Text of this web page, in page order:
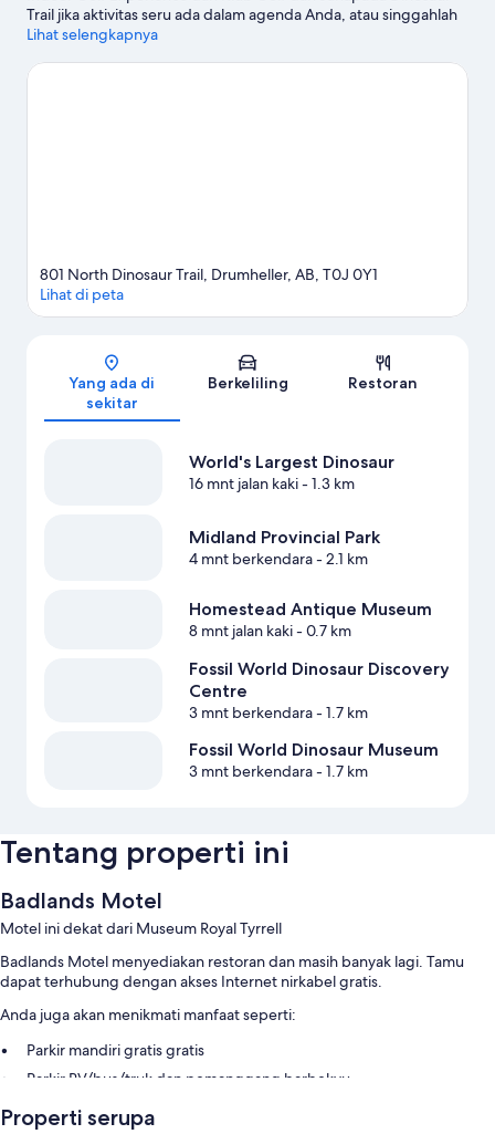
Trail jika aktivitas seru ada dalam agenda Anda, atau singgahlah
di Drumheller Hoodoos serta Midland Provincial Park untuk
Fossil World Dinosaur Discovery Centre juga patut untuk
Lihat selengkapnya
Peta
801 North Dinosaur Trail, Drumheller, AB, T0J 0Y1
Lihat di peta
Yang ada di
sekitar
Berkeliling Restoran
World's Largest Dinosaur
16 mnt jalan kaki- 1.3 km
Midland Provincial Park
4 mnt berkendara- 2.1 km
Homestead Antique Museum
8 mnt jalan kaki- 0.7 km
Fossil World Dinosaur Discovery
Centre
3 mnt berkendara- 1.7 km
Fossil World Dinosaur Museum
3 mnt berkendara- 1.7 km
Tentang properti ini
Badlands Motel
Motel ini dekat dari Museum Royal Tyrrell
Badlands Motel menyediakan restoran dan masih banyak lagi. Tamu
dapat terhubung dengan akses Internet nirkabel gratis.
Anda juga akan menikmati manfaat seperti:
Parkir mandiri gratis gratis
Parkir RV/bus/truk dan pemanggang barbekyu
Ulasan tamu memberikan skor yang bagus untuk staf
Properti serupa